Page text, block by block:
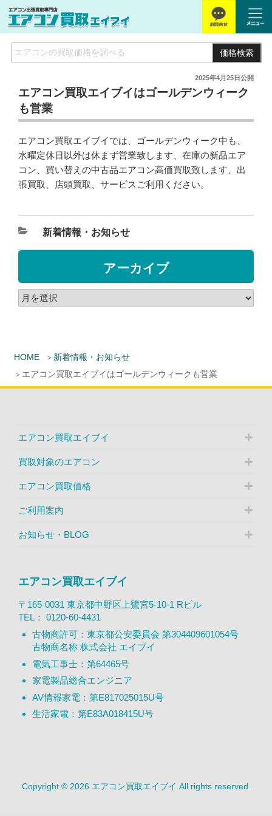
価格検索
HOME
新着情報・お知らせ
エアコン買取エイブイはゴールデンウィークも営業
2025年4月25日公開
エアコン買取エイブイはゴールデンウィーク
も営業
エアコン買取エイブイでは、ゴールデンウィーク中も、
水曜定休日以外は休まず営業致します、在庫の新品エア
コン、買い替えの中古品エアコン高価買取致します、出
張買取、店頭買取、サービスご利用ください。
新着情報・お知らせ
アーカイブ
エアコン買取エイブイ
買取対象のエアコン
エアコン買取価格
ご利用案内
お知らせ・BLOG
エアコン買取エイブイ
〒165-0031 東京都中野区上鷺宮5-10-1 Rビル
TEL： 0120-60-4431
古物商許可：東京都公安委員会 第304409601054号
古物商名称 株式会社 エイブイ
電気工事士：第64465号
家電製品総合エンジニア
AV情報家電：第E817025015U号
生活家電：第E83A018415U号
Copyright © 2026 エアコン買取エイブイ All rights reserved.